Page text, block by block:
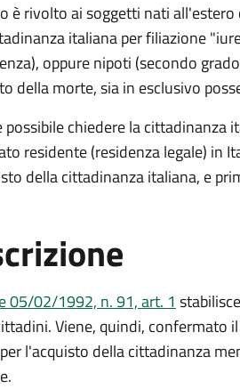
è rivolto ai soggetti nati
italiana per filiazione
oppure nipoti (secondo
della morte, sia in esclusivo
possibile chiedere la cittadinanza
residente (residenza legale) in
della cittadinanza italiana, e
05/02/1992, n. 91, art. 1
Viene, quindi, confermato
l'acquisto della cittadinanza